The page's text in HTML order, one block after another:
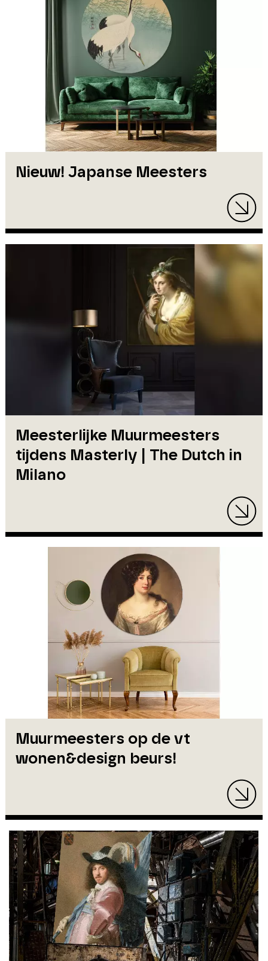
Nieuw! Japanse Meesters
Meesterlijke Muurmeesters
tijdens Masterly | The Dutch in
Milano
Muurmeesters op de vt
wonen&design beurs!